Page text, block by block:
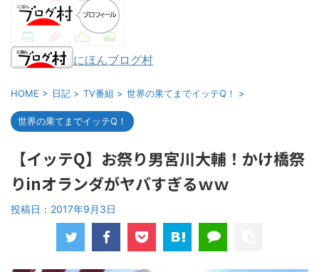
にほんブログ村
HOME > 日記 > TV番組 > 世界の果てまでイッテQ！ >
世界の果てまでイッテQ！
【イッテQ】お祭り男宮川大輔！かけ橋祭
りinオランダがヤバすぎるｗｗ
投稿日： 2017年9月3日